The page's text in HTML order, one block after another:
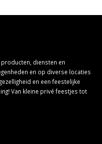
diensten en
en op diverse locaties
en een feestelijke
Van kleine privé feestjes tot